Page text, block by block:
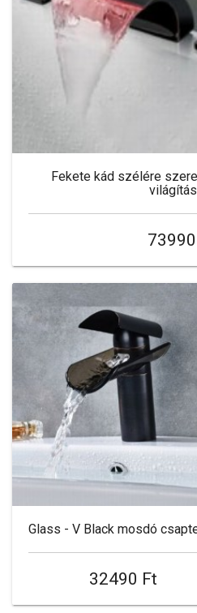
Fekete kád szélére
Glass - V Black mosdó
32490 Ft